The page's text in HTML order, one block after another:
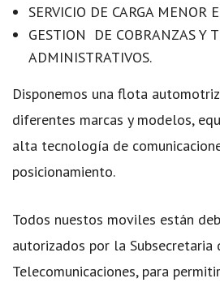
SERVICIO DE CARGA MENOR
GESTION DE COBRANZAS Y
ADMINISTRATIVOS.
Disponemos una flota
diferentes marcas y modelos,
alta tecnología de
posicionamiento.
Todos nuestos moviles están
autorizados por la Subsecretaria
Telecomunicaciones, para